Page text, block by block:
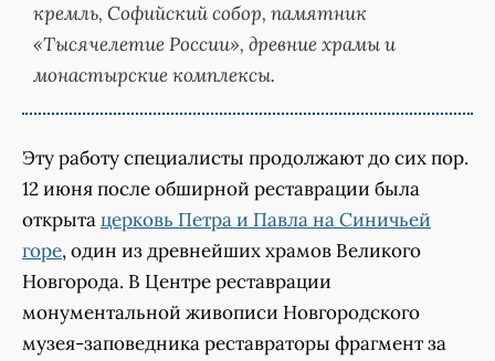
кремль, Софийский собор, памятник
«Тысячелетие России», древние храмы и
монастырские комплексы.
Эту работу специалисты продолжают до сих пор.
12 июня после обширной реставрации была
открытацерковь Петра и Павла на Синичьей
горе, один из древнейших храмов Великого
Новгорода. В Центре реставрации
монументальной живописи Новгородского
музея-заповедника реставраторы фрагмент за